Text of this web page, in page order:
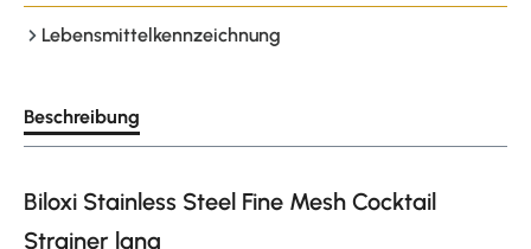
Lebensmittelkennzeichnung
Beschreibung
Biloxi Stainless Steel Fine Mesh Cocktail
Strainer lang